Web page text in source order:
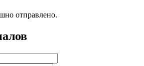
отправлено.